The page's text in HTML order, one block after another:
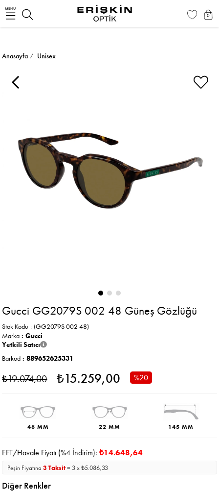
MENU
0
Anasayfa Unisex
Gucci GG2079S 002 48 Güneş Gözlüğü
(GG2079S 002 48)
Stok Kodu
Marka : Gucci
Yetkili Satıcı
Barkod : 889652625331
₺19.074,00 ₺15.259,00 %20
48 MM 22 MM 145 MM
EFT/Havale Fiyatı (%4 İndirim):₺14.648,64
Peşin Fiyatına3 Taksit= 3 x ₺5.086,33
Diğer Renkler